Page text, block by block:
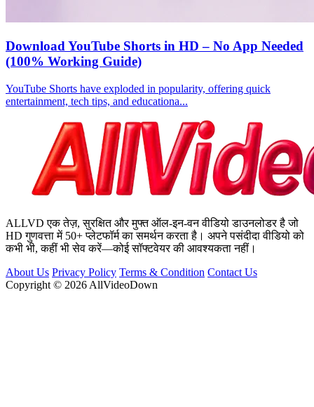
Download YouTube Shorts in HD – No App Needed
(100% Working Guide)
YouTube Shorts have exploded in popularity, offering quick
entertainment, tech tips, and educationa...
ALLVD एक तेज़, सुरक्षित और मुफ्त ऑल-इन-वन वीडियो डाउनलोडर है जो
HD गुणवत्ता में 50+ प्लेटफॉर्म का समर्थन करता है। अपने पसंदीदा वीडियो को
कभी भी, कहीं भी सेव करें—कोई सॉफ्टवेयर की आवश्यकता नहीं।
About Us Privacy Policy Terms & Condition Contact Us
Copyright © 2026 AllVideoDown